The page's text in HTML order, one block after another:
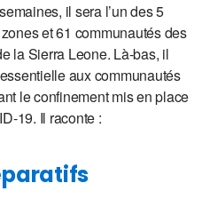
il sera l’un des 5
et 61 communautés des
la Sierra Leone. Là-bas, il
aux communautés
le confinement mis en place
19. Il raconte :